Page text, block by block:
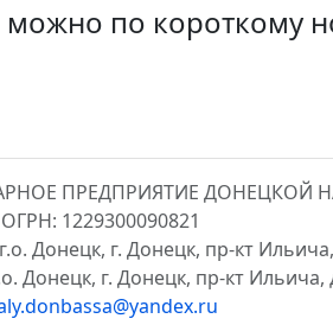
можно по короткому
ПРЕДПРИЯТИЕ
1229300090821
Донецк, г. Донецк, пр-кт
Донецк, г. Донецк, пр-кт Ильича,